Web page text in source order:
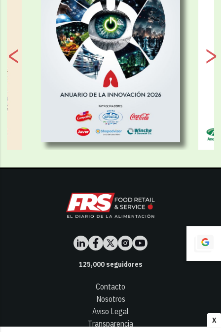
X
125,000seguidores
Contacto
Nosotros
Aviso Legal
Transparencia